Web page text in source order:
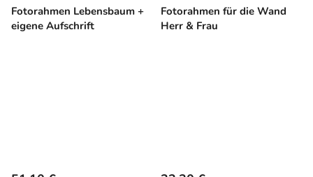
Fotorahmen Lebensbaum +
eigene Aufschrift
Fotorahmen für die Wand
Herr & Frau